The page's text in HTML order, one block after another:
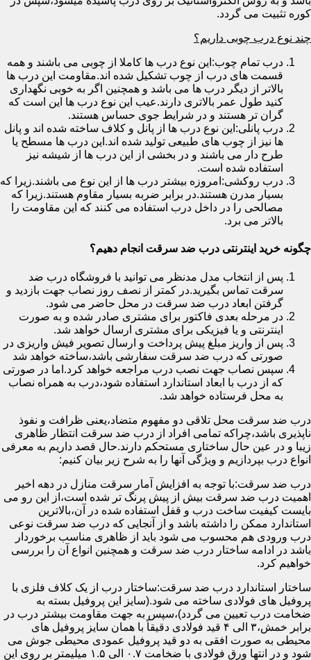
کوره تثبیت می گردد.
چند نوع درب چوبی داریم؟
درب تمام چوب:این نوع درب ها کاملا از چوبی می باشند و همه
قسمت های درب از چوب تشکیل شده اند.مقاومت این درب ها
بالاتر از دیگر درب ها می باشد و همچنین اگر به خوبی نگهداری
کنید طول عمر بالاتری دارند.عیب این نوع درب ها این است که
گران تر هستند و در شرایط جوی حساس هستند.
درب پانلی:این نوع درب ها از پانل و کلاف ساخته شده اند و پانل
ها نیز از چوب های طبیعی تولید شده اند.این درب ها مسطح یا
طرح دار می باشند و در بخشی از این درب ها از شیشه نیز
استفاده شده است.
درب روکشی:امروزه بیشتر درب ها از این نوع می باشند.زیرا که
بسیار مدرن هستند.در برابر ضربه بسیار مقاوم هستند.زیرا که
مصالحی را در داخل درب استفاده می کنند که این مقاومت را
بالاتر می برد.
چگونه خرید اینترنتی درب ضد سرقت انجام دهیم؟
پس از انتخاب مدل مدنظر می توانید با فروشگاه درب ضد
سرقت تماس بگیرید.در کمتر از نصف روز نصاب جهت بازدید و
گرفتن ابعاد درب ضد سرقت در محل حاضر می شود.
در مرحله بعدی فاکتور برای مشتری صادر شده و به صورت
اینترنتی و یا فیزیکی برای مشتری ارسال خواهد شد.
پس از واریز مبلغ پیش پرداخت و ارسال تصویر فیش واریزی در
صورتی که درب ضد سرقت سفارشی باشد،ساخته خواهد شد
سپس نصاب جهت نصب درب مراجعه خواهد کرد.اما در صورتی
که از درب با ابعاد استاندارد استفاده شود،درب به همراه نصاب
به محل فرستاده خواهد شد.
درب ضد سرقت محل تلاقی دو مفهوم متضاد،یعنی ظرافت و نفوذ
ناپذیری باشد،چراکه تمامی افراد از درب ضد سرقت انتظار ظاهری
زیبا و در عین حال ساختاری مستحکم دارند.حال قصد داریم به معرفی
انواع درب بپردازیم و ویژگی آنها را به شرح زیر بیان کنیم:
درب ضد سرقت:با توجه به افزایش آمار سرقت منازل در دهه اخیر
اهمیت درب ضد سرقت بیش از پیش پرنگ تر شده است،از این رو می
بایست کیفیت ساخت درب و قفل استفاده شده در آن،بالاترین
استاندارد ممکن را داشته باشد و از آنجایی که درب ضد سرقت نوعی
درب ورودی هم محسوب می شود باید از ظاهری مناسب برخوردار
باشد در ادامه ساختار درب ضد سرقت و همچنین انواع آن را بررسی
خواهیم کرد.
ساختار استاندارد درب ضد سرقت:ساختار درب از یک کلاف فلزی با
پروفیل های فولادی ساخته می شود.(سایز این پروفیل بسته به
ضخامت درب تعیین می گردد)،سپس به جهت مقاومت بیشتر درب در
برابر خمش،۳ الی ۴ قید فولادی دقیقاً با همان سایز پروفیل های
محیطی به صورت افقی به دو قید پروفیل عمودی محیطی جوش می
شود و در انتها ورق فولادی با ضخامت ۰.۷ الی ۱.۵ میلیمتر بر روی این